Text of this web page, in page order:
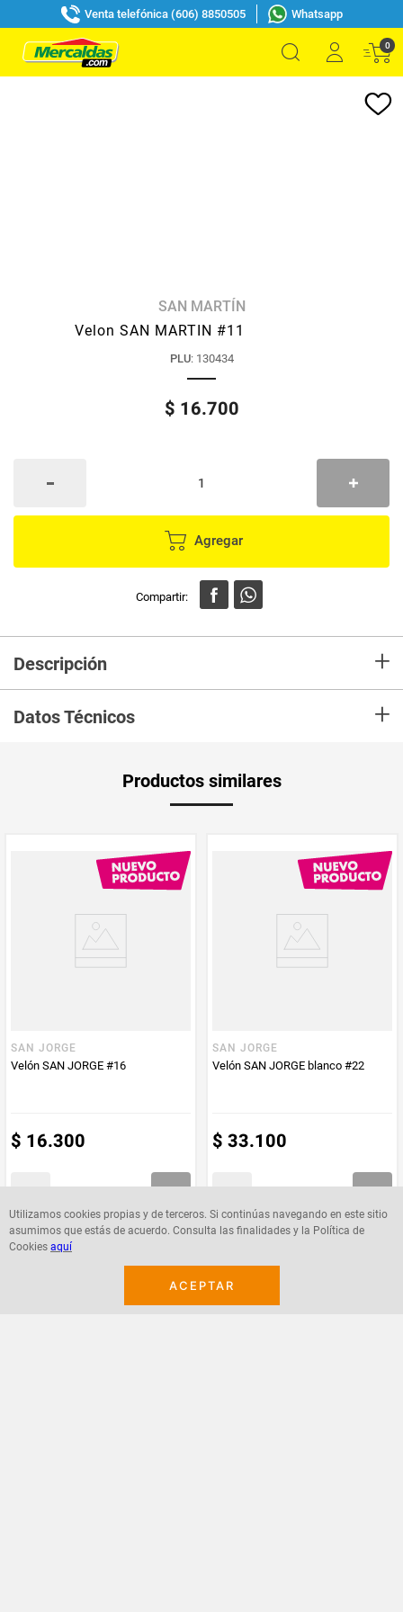
Venta telefónica (606) 8850505 Whatsapp
0
Utilizamos cookies propias y de terceros. Si continúas navegando en este sitio
asumimos que estás de acuerdo. Consulta las finalidades y la Política de
Cookies aquí
ACEPTAR
SAN MARTÍN
Velon SAN MARTIN #11
PLU: 130434
$ 16.700
Agregar
Descripción +
Datos Técnicos +
Productos similares
SAN JORGE
Velón SAN JORGE #16
$ 16.300
SAN JORGE
Velón SAN JORGE blanco #22
$ 33.100